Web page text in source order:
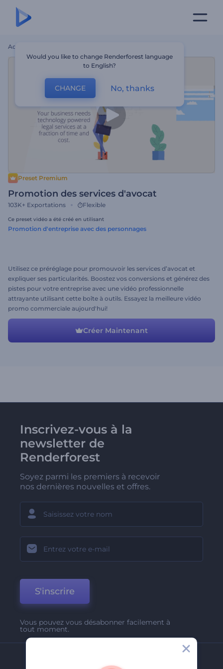
Accueil
Preset Premium
Promotion des services d'avocat
103K+ Exportations Flexible
Ce preset vidéo a été créé en utilisant
Promotion d'entreprise avec des personnages
Utilisez ce préréglage pour promouvoir les services d’avocat et
expliquer ses particularités. Boostez vos conversions et générez des
pistes pour votre entreprise avec une vidéo professionnelle
attrayante utilisant cette boîte à outils. Essayez la meilleure vidéo
promo commerciale aujourd'hui!
Créer Maintenant
Inscrivez-vous à la
newsletter de
Renderforest
Soyez parmi les premiers à recevoir
nos dernières nouvelles et offres.
S'inscrire
Vous pouvez vous désabonner facilement à
tout moment.
Would you like to change Renderforest language
to English?
CHANGE No, thanks